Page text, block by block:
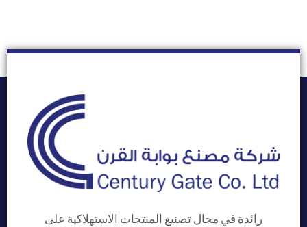
رائدة في مجال تصنيع المنتجات الاستهلاكية على